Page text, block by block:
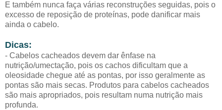
E também nunca faça várias reconstruções seguidas, pois o
excesso de reposição de proteínas, pode danificar mais
ainda o cabelo.
Dicas:
- Cabelos cacheados devem dar ênfase na
nutrição/umectação, pois os cachos dificultam que a
oleosidade chegue até as pontas, por isso geralmente as
pontas são mais secas. Produtos para cabelos cacheados
são mais apropriados, pois resultam numa nutrição mais
profunda.